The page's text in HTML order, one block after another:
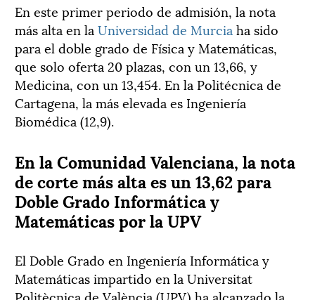
En este primer periodo de admisión, la nota
más alta en la Universidad de Murcia ha sido
para el doble grado de Física y Matemáticas,
que solo oferta 20 plazas, con un 13,66, y
Medicina, con un 13,454. En la Politécnica de
Cartagena, la más elevada es Ingeniería
Biomédica (12,9).
En la Comunidad Valenciana, la nota
de corte más alta es un 13,62 para
Doble Grado Informática y
Matemáticas por la UPV
El Doble Grado en Ingeniería Informática y
Matemáticas impartido en la Universitat
Politècnica de València (UPV) ha alcanzado la